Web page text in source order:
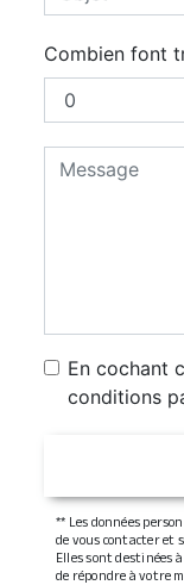
Combien font
En cochant
conditions
** Les données
de vous contacter
Elles sont destinées
de répondre à votre